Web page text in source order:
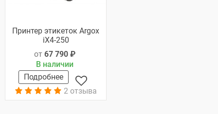
Принтер этикеток Argox
iX4-250
от 67 790 ₽
В наличии
Подробнее
2 отзыва